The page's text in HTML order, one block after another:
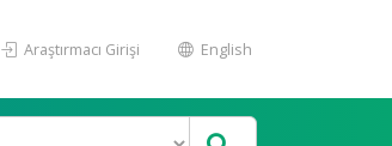
Araştırmacı Girişi English